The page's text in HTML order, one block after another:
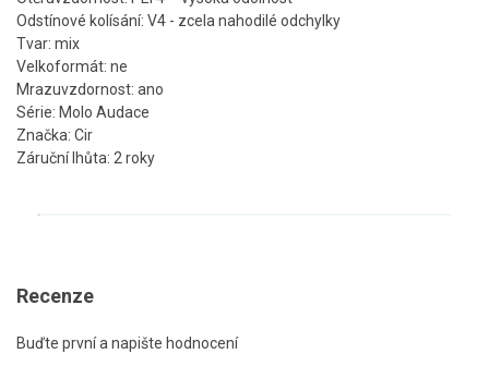
Odstínové kolísání: V4 - zcela nahodilé odchylky
Tvar: mix
Velkoformát: ne
Mrazuvzdornost: ano
Série: Molo Audace
Značka: Cir
Záruční lhůta: 2 roky
Recenze
Buďte první a napište hodnocení